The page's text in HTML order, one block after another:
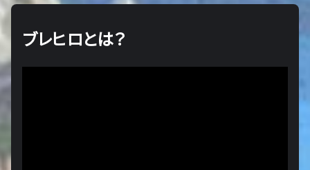
ブレヒロとは？